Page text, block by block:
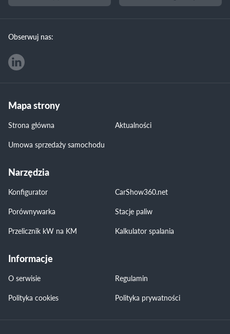
Obserwuj nas:
Mapa strony
Strona główna
Aktualności
Umowa sprzedaży samochodu
Narzędzia
Konfigurator
CarShow360.net
Porównywarka
Stacje paliw
Przelicznik kW na KM
Kalkulator spalania
Informacje
O serwisie
Regulamin
Polityka cookies
Polityka prywatności